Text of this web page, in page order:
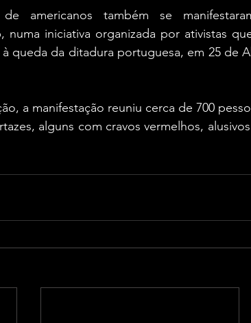
de americanos também se
numa iniciativa organizada por ativistas
à queda da ditadura portuguesa, em 25 de
a manifestação reuniu cerca de 700
alguns com cravos vermelhos,